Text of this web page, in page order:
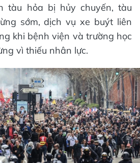
tàu hỏa bị hủy chuyến, tàu
sớm, dịch vụ xe buýt liên
khi bệnh viện và trường học
vì thiếu nhân lực.